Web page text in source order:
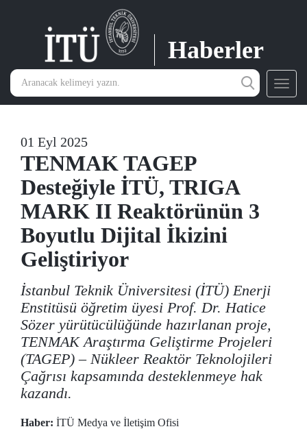
Haberler
01 Eyl 2025
TENMAK TAGEP
Desteğiyle İTÜ, TRIGA
MARK II Reaktörünün 3
Boyutlu Dijital İkizini
Geliştiriyor
İstanbul Teknik Üniversitesi (İTÜ) Enerji
Enstitüsü öğretim üyesi Prof. Dr. Hatice
Sözer yürütücülüğünde hazırlanan proje,
TENMAK Araştırma Geliştirme Projeleri
(TAGEP) – Nükleer Reaktör Teknolojileri
Çağrısı kapsamında desteklenmeye hak
kazandı.
Haber: İTÜ Medya ve İletişim Ofisi